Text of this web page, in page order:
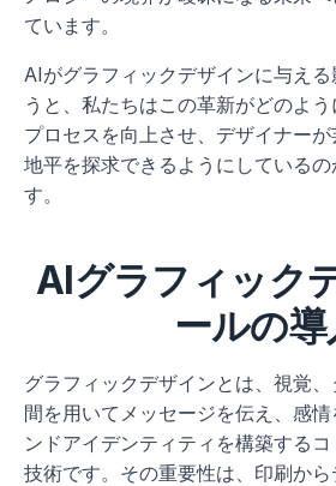
ています。
AIがグラフィックデザインに与え
うと、私たちはこの革新がどのよ
プロセスを向上させ、デザイナー
地平を探求できるようにしているの
す。
AIグラフィック
ールの導
グラフィックデザインとは、視覚
間を用いてメッセージを伝え、感
ンドアイデンティティを構築する
技術です。その重要性は、印刷か